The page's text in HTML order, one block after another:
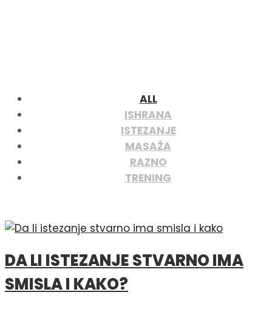
ALL
ISHRANA
ISTEZANJE
MASAŽA
RAZNO
TRENING
DA LI ISTEZANJE STVARNO IMA
SMISLA I KAKO?